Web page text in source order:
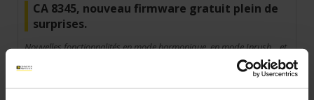
CA 8345, nouveau firmware gratuit plein de
surprises.
Nouvelles fonctionnalités en mode harmonique, en mode Inrush... et
Lire l'article complet